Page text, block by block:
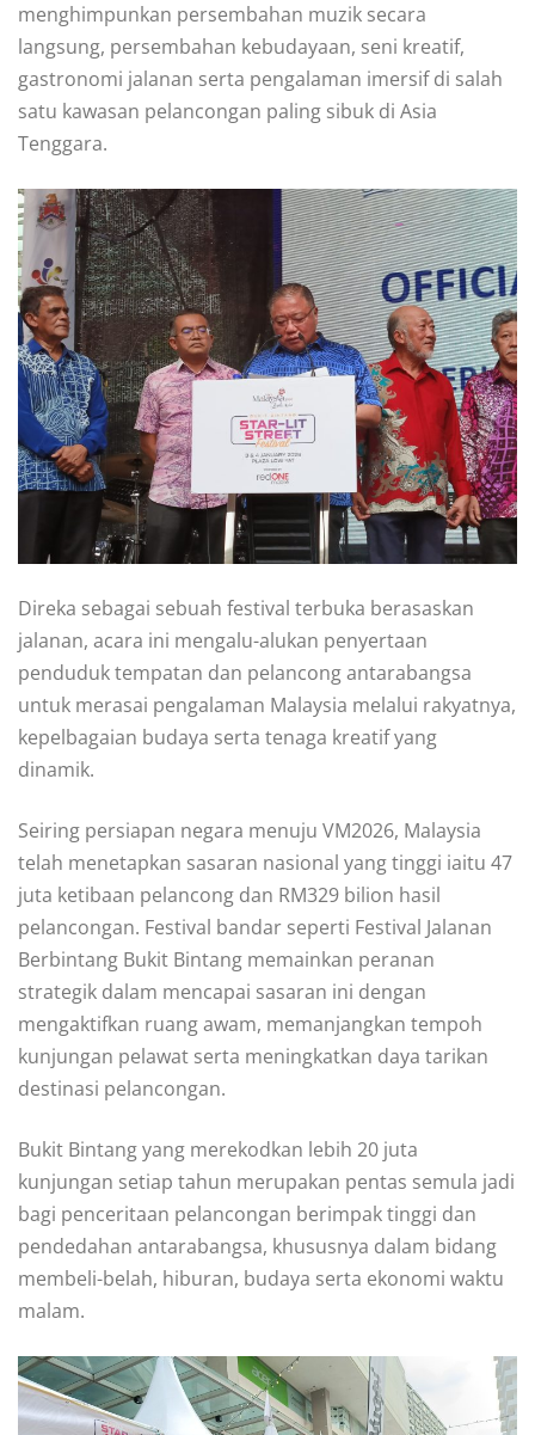
menghimpunkan persembahan muzik secara
langsung, persembahan kebudayaan, seni kreatif,
gastronomi jalanan serta pengalaman imersif di salah
satu kawasan pelancongan paling sibuk di Asia
Tenggara.
Direka sebagai sebuah festival terbuka berasaskan
jalanan, acara ini mengalu-alukan penyertaan
penduduk tempatan dan pelancong antarabangsa
untuk merasai pengalaman Malaysia melalui rakyatnya,
kepelbagaian budaya serta tenaga kreatif yang
dinamik.
Seiring persiapan negara menuju VM2026, Malaysia
telah menetapkan sasaran nasional yang tinggi iaitu 47
juta ketibaan pelancong dan RM329 bilion hasil
pelancongan. Festival bandar seperti Festival Jalanan
Berbintang Bukit Bintang memainkan peranan
strategik dalam mencapai sasaran ini dengan
mengaktifkan ruang awam, memanjangkan tempoh
kunjungan pelawat serta meningkatkan daya tarikan
destinasi pelancongan.
Bukit Bintang yang merekodkan lebih 20 juta
kunjungan setiap tahun merupakan pentas semula jadi
bagi penceritaan pelancongan berimpak tinggi dan
pendedahan antarabangsa, khususnya dalam bidang
membeli-belah, hiburan, budaya serta ekonomi waktu
malam.